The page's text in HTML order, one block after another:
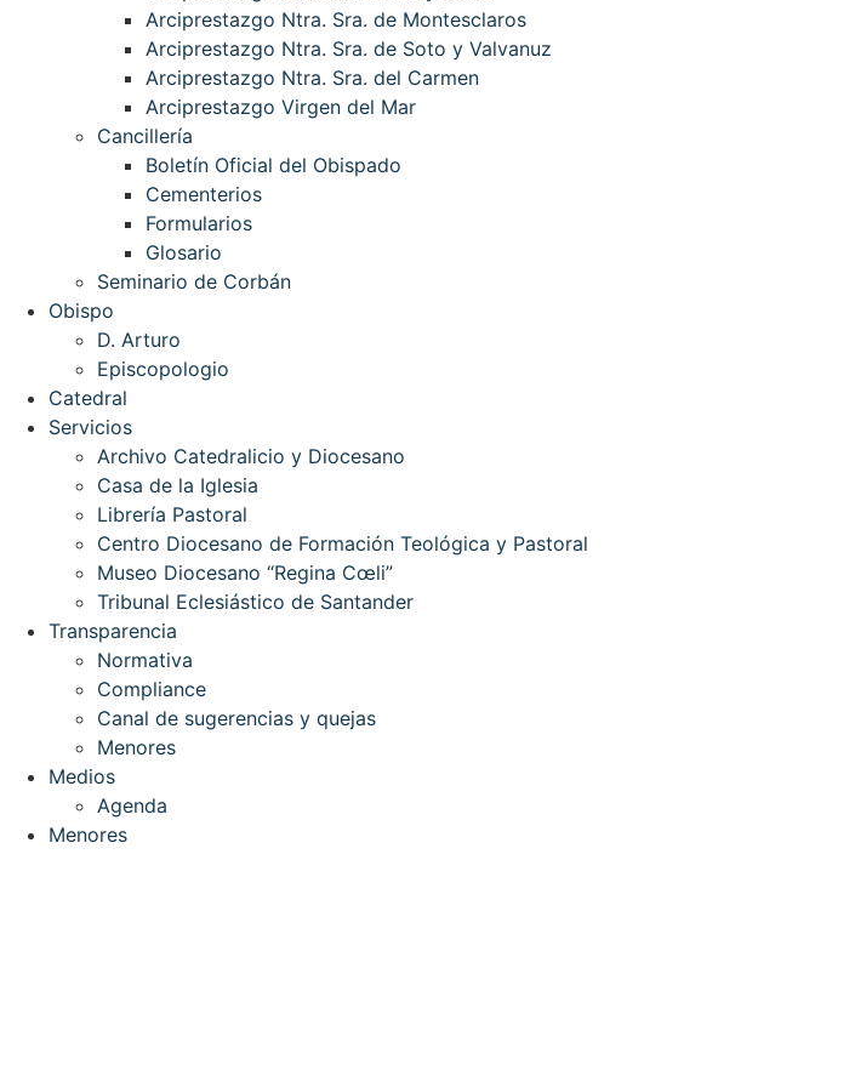
Arciprestazgo Ntra. Sra. de Montesclaros
Arciprestazgo Ntra. Sra. de Soto y Valvanuz
Arciprestazgo Ntra. Sra. del Carmen
Arciprestazgo Virgen del Mar
Cancillería
Boletín Oficial del Obispado
Cementerios
Formularios
Glosario
Seminario de Corbán
Obispo
D. Arturo
Episcopologio
Catedral
Servicios
Archivo Catedralicio y Diocesano
Casa de la Iglesia
Librería Pastoral
Centro Diocesano de Formación Teológica y Pastoral
Museo Diocesano “Regina Cœli”
Tribunal Eclesiástico de Santander
Transparencia
Normativa
Compliance
Canal de sugerencias y quejas
Menores
Medios
Agenda
Menores